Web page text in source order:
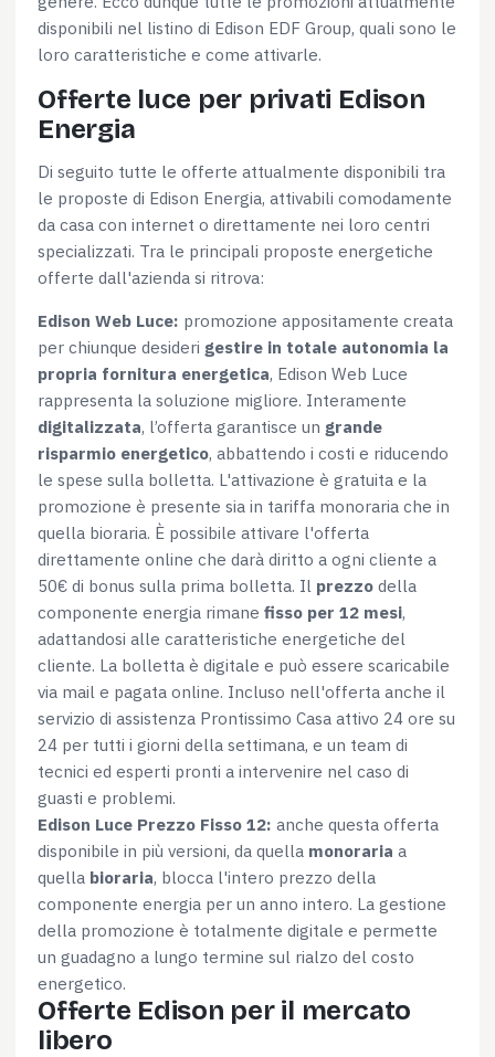
disponibili nel listino di Edison EDF Group, quali sono le
loro caratteristiche e come attivarle.
Offerte luce per privati Edison
Energia
Di seguito tutte le offerte attualmente disponibili tra
le proposte di Edison Energia, attivabili comodamente
da casa con internet o direttamente nei loro centri
specializzati. Tra le principali proposte energetiche
offerte dall'azienda si ritrova:
Edison Web Luce: promozione appositamente creata
per chiunque desideri gestire in totale autonomia la
propria fornitura energetica, Edison Web Luce
rappresenta la soluzione migliore. Interamente
digitalizzata, l’offerta garantisce un grande
risparmio energetico, abbattendo i costi e riducendo
le spese sulla bolletta. L'attivazione è gratuita e la
promozione è presente sia in tariffa monoraria che in
quella bioraria. È possibile attivare l'offerta
direttamente online che darà diritto a ogni cliente a
50€ di bonus sulla prima bolletta. Il prezzo della
componente energia rimane fisso per 12 mesi,
adattandosi alle caratteristiche energetiche del
cliente. La bolletta è digitale e può essere scaricabile
via mail e pagata online. Incluso nell'offerta anche il
servizio di assistenza Prontissimo Casa attivo 24 ore su
24 per tutti i giorni della settimana, e un team di
tecnici ed esperti pronti a intervenire nel caso di
guasti e problemi.
Edison Luce Prezzo Fisso 12: anche questa offerta
disponibile in più versioni, da quella monoraria a
quella bioraria, blocca l'intero prezzo della
componente energia per un anno intero. La gestione
della promozione è totalmente digitale e permette
un guadagno a lungo termine sul rialzo del costo
energetico.
Offerte Edison per il mercato
libero